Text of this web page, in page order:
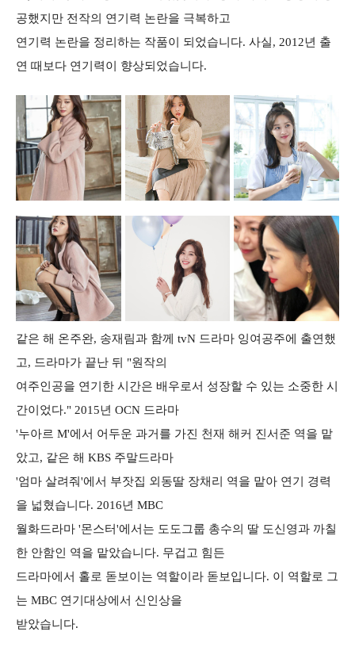
공했지만 전작의 연기력 논란을 극복하고
연기력 논란을 정리하는 작품이 되었습니다. 사실, 2012년 출
연 때보다 연기력이 향상되었습니다.
같은 해 온주완, 송재림과 함께 tvN 드라마 잉여공주에 출연했
고, 드라마가 끝난 뒤 "원작의
여주인공을 연기한 시간은 배우로서 성장할 수 있는 소중한 시
간이었다." 2015년 OCN 드라마
'누아르 M'에서 어두운 과거를 가진 천재 해커 진서준 역을 맡
았고, 같은 해 KBS 주말드라마
'엄마 살려줘'에서 부잣집 외동딸 장채리 역을 맡아 연기 경력
을 넓혔습니다. 2016년 MBC
월화드라마 '몬스터'에서는 도도그룹 총수의 딸 도신영과 까칠
한 안함인 역을 맡았습니다. 무겁고 힘든
드라마에서 홀로 돋보이는 역할이라 돋보입니다. 이 역할로 그
는 MBC 연기대상에서 신인상을
받았습니다.